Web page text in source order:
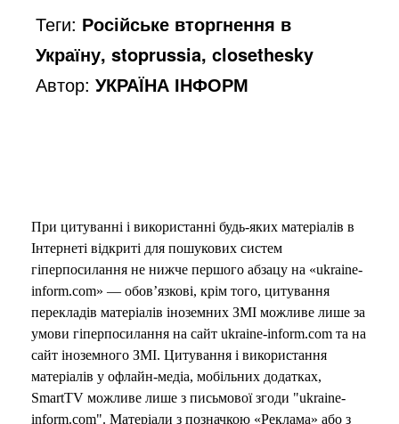
Теги: Російське вторгнення в
Україну, stoprussia, closethesky
Автор:УКРАЇНА ІНФОРМ
При цитуванні і використанні будь-яких матеріалів в
Інтернеті відкриті для пошукових систем
гіперпосилання не нижче першого абзацу на «ukraine-
inform.com» — обов’язкові, крім того, цитування
перекладів матеріалів іноземних ЗМІ можливе лише за
умови гіперпосилання на сайт ukraine-inform.com та на
сайт іноземного ЗМІ. Цитування і використання
матеріалів у офлайн-медіа, мобільних додатках,
SmartTV можливе лише з письмової згоди "ukraine-
inform.com". Матеріали з позначкою «Реклама» або з